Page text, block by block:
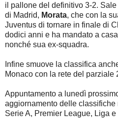
il pallone del definitivo 3-2. Sale
di Madrid, Morata, che con la
Juventus di tornare in finale di
dodici anni e ha mandato a
nonché sua ex-squadra.
Infine smuove la classifica
Monaco con la rete del parziale
Appuntamento a lunedì
aggiornamento delle classifiche
Serie A, Premier League, Liga